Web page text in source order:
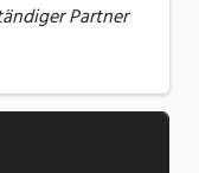
Partner